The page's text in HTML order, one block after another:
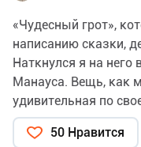
«Чудесный грот»,
написанию сказки,
Наткнулся я на него
Манауса. Вещь, как
удивительная по
по своим свойствам.
день делал в лесу
50 Нравится